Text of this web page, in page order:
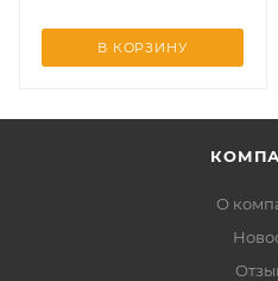
В КОРЗИНУ
О